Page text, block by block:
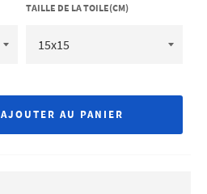
TAILLE DE LA TOILE(CM)
AJOUTER AU PANIER